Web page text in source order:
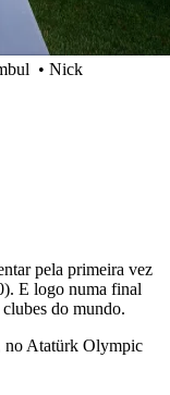
• Nick
pela primeira vez
E logo numa final
do mundo.
no Atatürk Olympic